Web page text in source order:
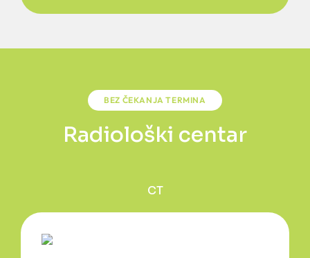
BEZ ČEKANJA TERMINA
Radiološki centar
CT